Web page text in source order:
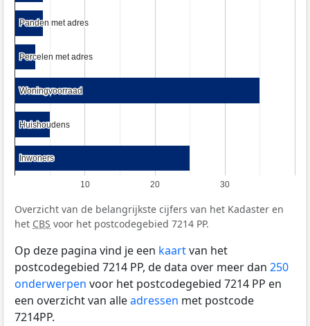
10 20 30
Panden met adres
Panden met adres
Percelen met adres
Percelen met adres
Woningvoorraad
Woningvoorraad
Huishoudens
Huishoudens
Inwoners
Inwoners
Overzicht van de belangrijkste cijfers van het Kadaster en
het CBS voor het postcodegebied 7214 PP.
Op deze pagina vind je een kaartvan het
postcodegebied 7214 PP, de data over meer dan 250
onderwerpen voor het postcodegebied 7214 PP en
een overzicht van alleadressen met postcode
7214PP.